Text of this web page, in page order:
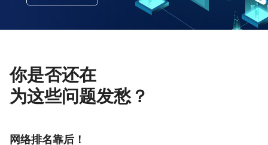
你是否还在
为这些问题发愁？
网络排名靠后！